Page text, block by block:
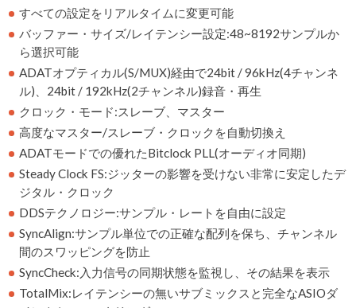
すべての設定をリアルタイムに変更可能
バッファー・サイズ/レイテンシー設定:48~8192サンプルか
ら選択可能
ADATオプティカル(S/MUX)経由で24bit / 96kHz(4チャンネ
ル)、24bit / 192kHz(2チャンネル)録音・再生
クロック・モード:スレーブ、マスター
高度なマスター/スレーブ・クロックを自動切換え
ADATモードでの優れたBitclock PLL(オーディオ同期)
Steady Clock FS:ジッターの影響を受けない非常に安定したデ
ジタル・クロック
DDSテクノロジー:サンプル・レートを自由に設定
SyncAlign:サンプル単位での正確な配列を保ち、チャンネル
間のスワッピングを防止
SyncCheck:入力信号の同期状態を監視し、その結果を表示
TotalMix:レイテンシーの無いサブミックスと完全なASIOダ